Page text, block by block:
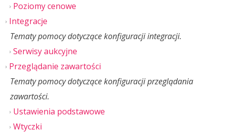
Poziomy cenowe
Integracje
Tematy pomocy dotyczące konfiguracji integracji.
Serwisy aukcyjne
Przeglądanie zawartości
Tematy pomocy dotyczące konfiguracji przeglądania
zawartości.
Ustawienia podstawowe
Wtyczki